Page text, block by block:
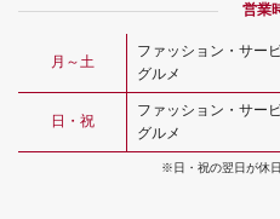
営業
月～土
ファッション・サー
グルメ
日・祝
ファッション・サー
グルメ
※日・祝の翌日が休